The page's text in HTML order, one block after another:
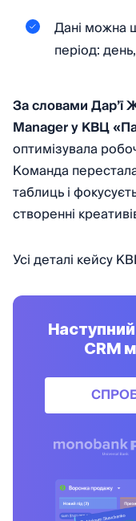
Дані можна
період:
За словами Дар’ї
Manager у КВЦ
оптимізувала
Команда
таблиць і
створенні
Усі деталі кейсу
CRM